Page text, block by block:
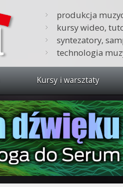
produkcja
kursy wideo,
syntezatory,
technologia
Kursy i warsztaty
Zobacz wszystkie
Synteza dźwięku 🔥
Produkcja muzyczna w
Bitwig Studio od podstaw